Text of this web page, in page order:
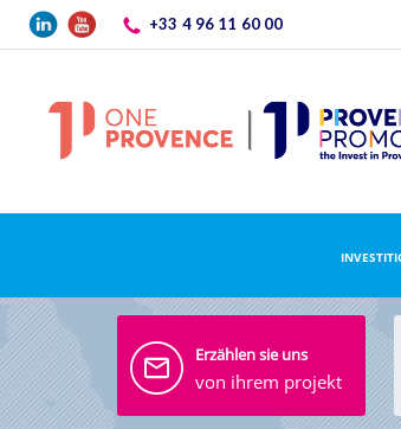
Direkt zum Inhalt +33 4 96 11 60 00
Erzählen sie uns
von ihrem projekt